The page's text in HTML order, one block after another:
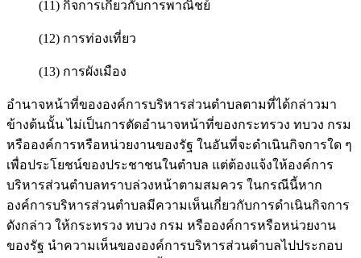
(11) กิจการเกี่ยวกับการพาณิชย์
(12) การท่องเที่ยว
(13) การผังเมือง
อำนาจหน้าที่ขององค์การบริหารส่วนตำบลตามที่ได้กล่าวมา
ข้างต้นนั้น ไม่เป็นการตัดอำนาจหน้าที่ของกระทรวง ทบวง กรม
หรือองค์การหรือหน่วยงานของรัฐ ในอันที่จะดำเนินกิจการใด ๆ
เพื่อประโยชน์ของประชาชนในตำบล แต่ต้องแจ้งให้องค์การ
บริหารส่วนตำบลทราบล่วงหน้าตามสมควร ในกรณีนี้หาก
องค์การบริหารส่วนตำบลมีความเห็นเกี่ยวกับการดำเนินกิจการ
ดังกล่าว ให้กระทรวง ทบวง กรม หรือองค์การหรือหน่วยงาน
ของรัฐ นำความเห็นขององค์การบริหารส่วนตำบลไปประกอบ